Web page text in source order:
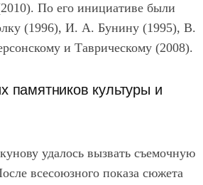
По его инициативе были
(1996), И. А. Бунину (1995), В.
и Таврическому (2008).
памятников культуры и
удалось вызвать съемочную
всесоюзного показа сюжета